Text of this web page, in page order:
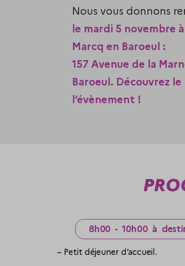
Nous vous donnons
le mardi 5 novembre
Marcq en Baroeul :
157 Avenue de la
Baroeul. Découvrez
l’évènement !
8h00 - 10h00 à
– Petit déjeuner d’accueil.